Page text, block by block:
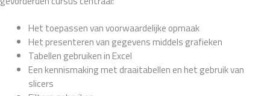
Het toepassen van voorwaardelijke opmaak
Het presenteren van gegevens middels grafieken
Tabellen gebruiken in Excel
Een kennismaking met draaitabellen en het gebruik van
slicers